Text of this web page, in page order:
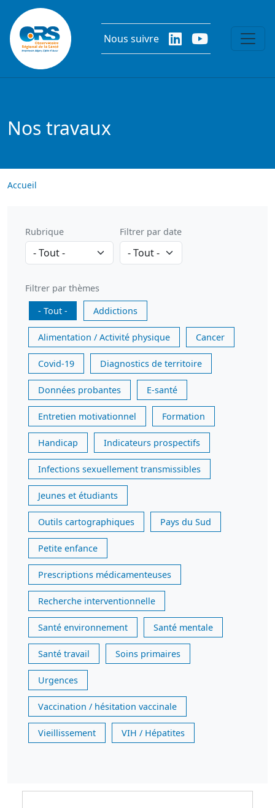
Aller au contenu principal
Nous suivre
Nos travaux
Accueil
Rubrique Filtrer par date
Filtrer par thèmes
- Tout -
Addictions
Alimentation / Activité physique Cancer
Covid-19 Diagnostics de territoire
Données probantes E-santé
Entretien motivationnel Formation
Handicap Indicateurs prospectifs
Infections sexuellement transmissibles
Jeunes et étudiants
Outils cartographiques Pays du Sud
Petite enfance
Prescriptions médicamenteuses
Recherche interventionnelle
Santé environnement Santé mentale
Santé travail Soins primaires
Urgences
Vaccination / hésitation vaccinale
Vieillissement VIH / Hépatites